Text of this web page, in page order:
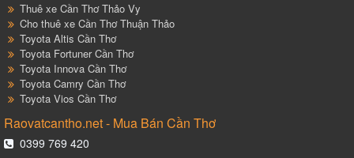
Thuê xe Cần Thơ Thảo Vy
Cho thuê xe Cần Thơ Thuận Thảo
Toyota Altis Cần Thơ
Toyota Fortuner Cần Thơ
Toyota Innova Cần Thơ
Toyota Camry Cần Thơ
Toyota Vios Cần Thơ
Raovatcantho.net - Mua Bán Cần Thơ
0399 769 420